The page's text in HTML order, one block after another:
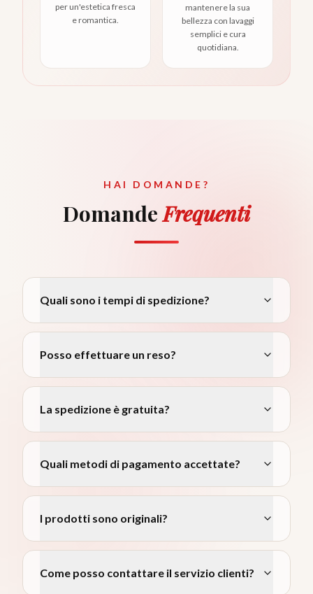
per un'estetica fresca
e romantica.
mantenere la sua
bellezza con lavaggi
semplici e cura
quotidiana.
HAI DOMANDE?
DomandeFrequenti
Quali sono i tempi di spedizione?
Posso effettuare un reso?
La spedizione è gratuita?
Quali metodi di pagamento accettate?
I prodotti sono originali?
Come posso contattare il servizio clienti?